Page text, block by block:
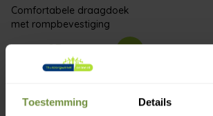
Toestemming Details
Comfortabele draagdoek
met rompbevestiging
€2995